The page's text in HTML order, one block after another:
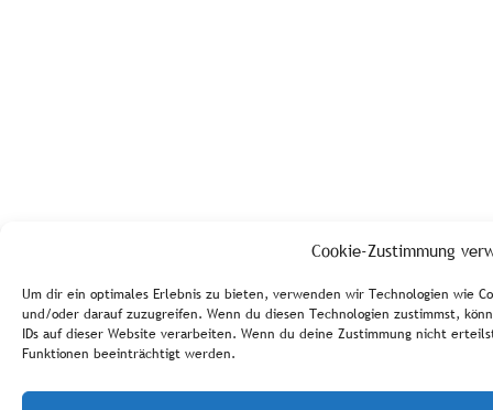
Cookie-Zustimmung
Um dir ein optimales Erlebnis zu bieten, verwenden wir Technologien wie
und/oder darauf zuzugreifen. Wenn du diesen Technologien zustimmst,
IDs auf dieser Website verarbeiten. Wenn du deine Zustimmung nicht
Funktionen beeinträchtigt werden.